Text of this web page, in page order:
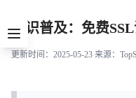
知识普及：免费
更新时间：2025-05-23 来源：